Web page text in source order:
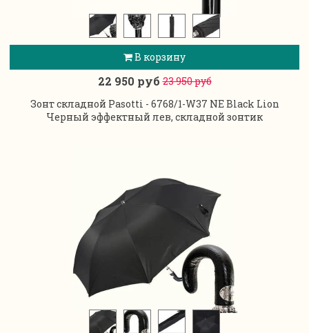
В корзину
22 950 руб23 950 руб
Зонт складной Pasotti - 6768/1-W37 NE Black Lion
Черный эффектный лев, складной зонтик